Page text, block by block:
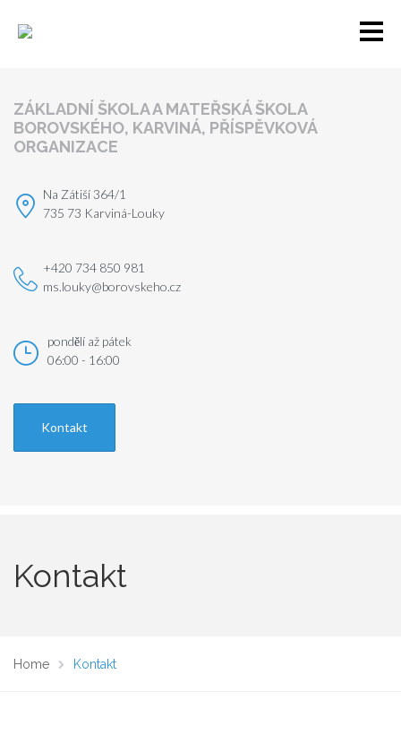
ZÁKLADNÍ ŠKOLA A MATEŘSKÁ ŠKOLA
BOROVSKÉHO, KARVINÁ, PŘÍSPĚVKOVÁ
ORGANIZACE
Na Zátiší 364/1
735 73 Karviná-Louky
+420 734 850 981
ms.louky@borovskeho.cz
pondělí až pátek
06:00 - 16:00
Kontakt
Kontakt
Home Kontakt